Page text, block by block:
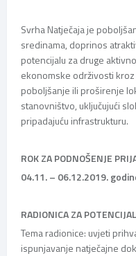
Svrha Natječaja je
sredinama, doprinos
potencijalu za druge
ekonomske održivosti
poboljšanje ili proširenje
stanovništvo, uključujući
pripadajuću infrastrukturu.
ROK ZA PODNOŠENJE
04.11. – 06.12.2019.
RADIONICA ZA
Tema radionice: uvjeti
ispunjavanje natječajne